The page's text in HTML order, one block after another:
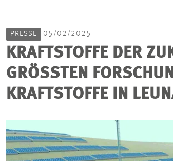
PRESSE 05/02/2025
KRAFTSTOFFE DER
GRÖSSTEN
RAFTSTOFFE IN LEUNA